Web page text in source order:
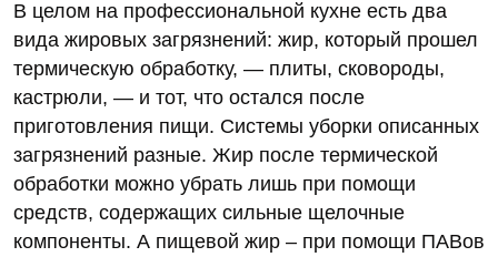
В целом на профессиональной кухне есть два
вида жировых загрязнений: жир, который прошел
термическую обработку, — плиты, сковороды,
кастрюли, — и тот, что остался после
приготовления пищи. Системы уборки описанных
загрязнений разные. Жир после термической
обработки можно убрать лишь при помощи
средств, содержащих сильные щелочные
компоненты. А пищевой жир – при помощи ПАВов